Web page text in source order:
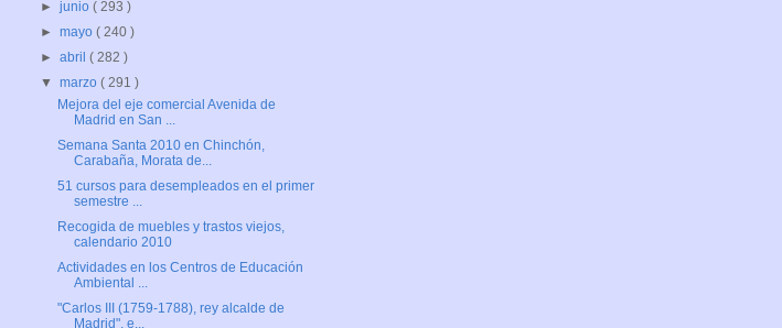
►junio( 293 )
►mayo( 240 )
►abril( 282 )
▼marzo( 291 )
Mejora del eje comercial Avenida de
Madrid en San ...
Semana Santa 2010 en Chinchón,
Carabaña, Morata de...
51 cursos para desempleados en el primer
semestre ...
Recogida de muebles y trastos viejos,
calendario 2010
Actividades en los Centros de Educación
Ambiental ...
"Carlos III (1759-1788), rey alcalde de
Madrid", e...